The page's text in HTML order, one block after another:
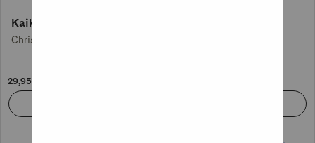
Kaikki pimeän värit
Chris Whitaker
29,95 €